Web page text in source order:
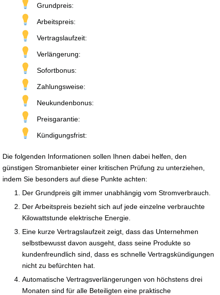
Grundpreis:
Arbeitspreis:
Vertragslaufzeit:
Verlängerung:
Sofortbonus:
Zahlungsweise:
Neukundenbonus:
Preisgarantie:
Kündigungsfrist:
Die folgenden Informationen sollen Ihnen dabei helfen, den
günstigen Stromanbieter einer kritischen Prüfung zu unterziehen,
indem Sie besonders auf diese Punkte achten:
Der Grundpreis gilt immer unabhängig vom Stromverbrauch.
Der Arbeitspreis bezieht sich auf jede einzelne verbrauchte
Kilowattstunde elektrische Energie.
Eine kurze Vertragslaufzeit zeigt, dass das Unternehmen
selbstbewusst davon ausgeht, dass seine Produkte so
kundenfreundlich sind, dass es schnelle Vertragskündigungen
nicht zu befürchten hat.
Automatische Vertragsverlängerungen von höchstens drei
Monaten sind für alle Beteiligten eine praktische